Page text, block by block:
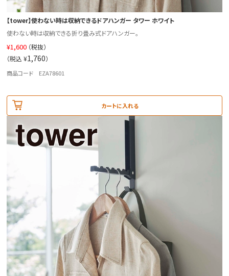
【tower】使わない時は収納できるドアハンガー タワー ホワイト
使わない時は収納できる折り畳み式ドアハンガー。
¥1,600 （税抜）
（税込 ¥1,760）
商品コード EZA78601
カートに入れる